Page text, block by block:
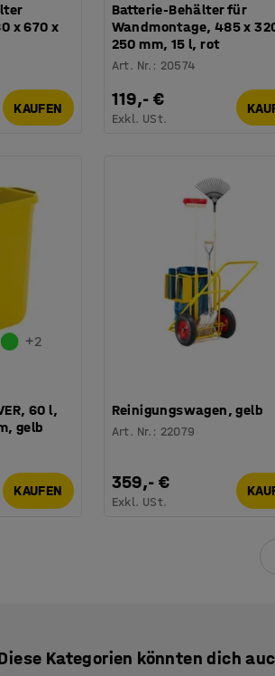
x 670 x
KAUFEN
Batterie-Behälter für
Wandmontage, 485 x
250 mm, 15 l, rot
Art. Nr. : 20574
119,- €
Exkl. USt.
+2
60 l,
gelb
KAUFEN
Reinigungswagen, gelb
Art. Nr. : 22079
359,- €
Exkl. USt.
Kategorien könnten dich